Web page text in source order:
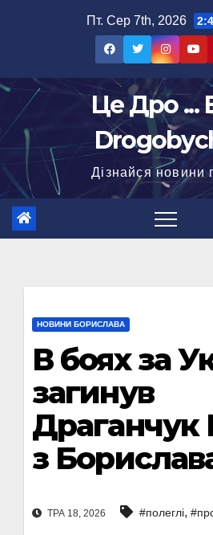
Пт. Сер 7th, 2026
Це Дро ...
Дізнайся новини
НОВИНИ БОРИСЛАВА
В боях за
загинув
з
ТРА 18, 2026 #полеглі,